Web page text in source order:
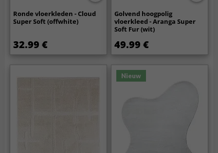
Ronde vloerkleden - Cloud
Super Soft (offwhite)
32.99 €
Golvend hoogpolig
vloerkleed - Aranga Super
Soft Fur (wit)
49.99 €
Nieuw